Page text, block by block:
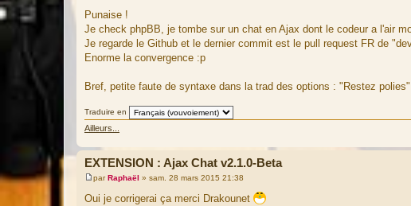
e
s
s
a
g
e
Punaise !
Je check phpBB, je tombe sur un chat en Ajax dont le codeur a l'air
Je regarde le Github et le dernier commit est le pull request FR de
Enorme la convergence :p
Bref, petite faute de syntaxe dans la trad des options : "Restez
Traduire en
Ailleurs...
EXTENSION : Ajax Chat v2.1.0-Beta
M
s
parRaphaël » sam. 28 mars 2015 21:38
Oui je corrigerai ça merci Drakounet